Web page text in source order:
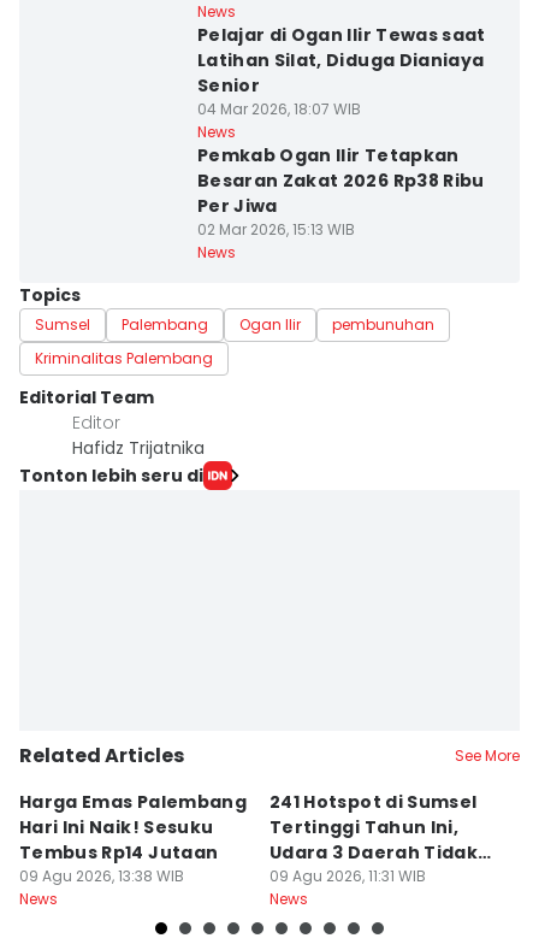
News
Pelajar di Ogan Ilir Tewas saat
Latihan Silat, Diduga Dianiaya
Senior
04 Mar 2026, 18:07 WIB
News
Pemkab Ogan Ilir Tetapkan
Besaran Zakat 2026 Rp38 Ribu
Per Jiwa
02 Mar 2026, 15:13 WIB
News
Topics
Sumsel Palembang Ogan Ilir
pembunuhan
Kriminalitas Palembang
Editorial Team
Editor
Hafidz Trijatnika
Tonton lebih seru di
Related Articles See More
Harga Emas Palembang
Hari Ini Naik! Sesuku
Tembus Rp14 Jutaan
09 Agu 2026, 13:38 WIB
News
241 Hotspot di Sumsel
Tertinggi Tahun Ini,
Udara 3 Daerah Tidak
Sehat
09 Agu 2026, 11:31 WIB
News